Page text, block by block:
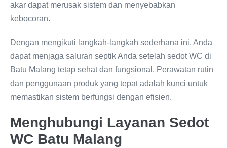
akar dapat merusak sistem dan menyebabkan
kebocoran.
Dengan mengikuti langkah-langkah sederhana ini, Anda
dapat menjaga saluran septik Anda setelah sedot WC di
Batu Malang tetap sehat dan fungsional. Perawatan rutin
dan penggunaan produk yang tepat adalah kunci untuk
memastikan sistem berfungsi dengan efisien.
Menghubungi Layanan Sedot
WC Batu Malang